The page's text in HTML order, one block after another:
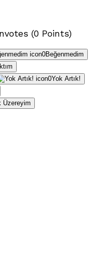
(0 Points)
0Beğenmedim
0Yok Artık!
Üzereyim